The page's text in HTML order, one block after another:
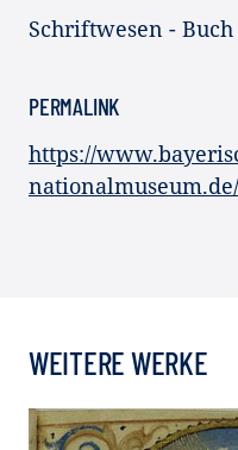
Schriftwesen - Buch
PERMALINK
https://
WEITERE WERKE